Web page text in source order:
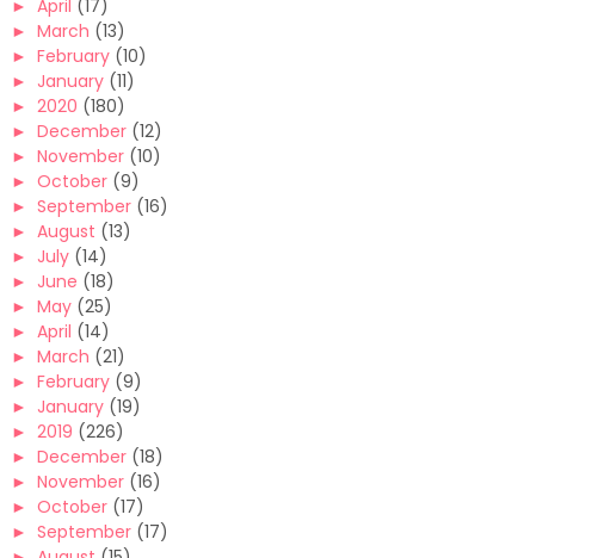
► April (17)
► March (13)
► February (10)
► January (11)
► 2020 (180)
► December (12)
► November (10)
► October (9)
► September (16)
► August (13)
► July (14)
► June (18)
► May (25)
► April (14)
► March (21)
► February (9)
► January (19)
► 2019 (226)
► December (18)
► November (16)
► October (17)
► September (17)